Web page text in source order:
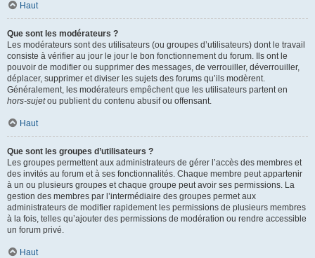
Haut
Que sont les modérateurs ?
Les modérateurs sont des utilisateurs (ou groupes d’utilisateurs) dont le travail
consiste à vérifier au jour le jour le bon fonctionnement du forum. Ils ont le
pouvoir de modifier ou supprimer des messages, de verrouiller, déverrouiller,
déplacer, supprimer et diviser les sujets des forums qu’ils modèrent.
Généralement, les modérateurs empêchent que les utilisateurs partent en
hors-sujetou publient du contenu abusif ou offensant.
Haut
Que sont les groupes d’utilisateurs ?
Les groupes permettent aux administrateurs de gérer l’accès des membres et
des invités au forum et à ses fonctionnalités. Chaque membre peut appartenir
à un ou plusieurs groupes et chaque groupe peut avoir ses permissions. La
gestion des membres par l’intermédiaire des groupes permet aux
administrateurs de modifier rapidement les permissions de plusieurs membres
à la fois, telles qu’ajouter des permissions de modération ou rendre accessible
un forum privé.
Haut